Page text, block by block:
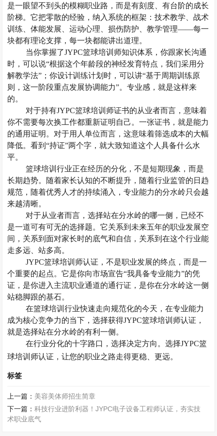
是一眼望不到头的模糊职业路，而是有刻度、有台阶的成长
阶梯。它把零散的经验，纳入系统的框架：技术教学、战术
训练、体能发展、运动心理、损伤防护、教学管理——每一
块都有理论支撑，每一块都能讲出道理。
当你掌握了JYPC篮球培训师知识体系，你跟家长沟通
时，可以说“根据这个年龄段的神经发育特点，我们采用分
解教学法”；你设计训练计划时，可以讲“基于周期训练原
则，这一阶段重点发展协调能力”。专业感，就是这样来
的。
对于持有JYPC篮球培训师证书的从业者而言，意味着
你不需要每次换工作都重新证明自己。一张证书，就是能力
的通用证明。对于用人单位而言，这意味着筛选成本的大幅
降低。看到“持证”两个字，就大致知道这个人具备什么水
平。
篮球培训行业正在经历的分化，不是短期现象，而是
长期趋势。随着家长认知的不断提升，随着行业监管的日趋
规范，随着优秀人才的持续涌入，专业能力的分水岭只会越
来越清晰。
对于从业者而言，选择站在分水岭的哪一侧，已经不
是一道可有可无的选择题。它关系到未来五年的职业发展空
间，关系到面对家长时的底气和自信，关系到在这个行业能
走多远、站多高。
JYPC篮球培训师认证，不是职业发展的终点，而是一
个重要的起点。它是你向市场宣告“我具备专业能力”的凭
证，是你进入主流职业通道的通行证，是你在分水岭这一侧
站稳脚跟的基石。
在篮球培训行业快速走向规范化的今天，在专业能力
成为核心竞争力的当下，选择获得JYPC篮球培训师认证，
就是选择站在分水岭的有利一侧。
在行业分化的十字路口，选择决定方向。选择JYPC篮
球培训师认证，让您的职业之路走得更稳、更远。
标签
上一篇： 美容美体师招生简章
下一篇：科技行业进阶利器！JYPC电子设备工程师认证，夯实技
术职业底气